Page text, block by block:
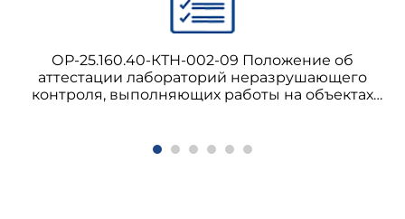
ОР-25.160.40-КТН-002-09 Положение об
аттестации лабораторий неразрушающего
контроля, выполняющих работы на объектах